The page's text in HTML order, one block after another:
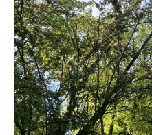
PRO RODIČE
ŠD + ŠK
ŠKOLNÍ JÍDELNA
ÚŘEDNÍ DESKA
VEŘEJNÉ ZAKÁZKY